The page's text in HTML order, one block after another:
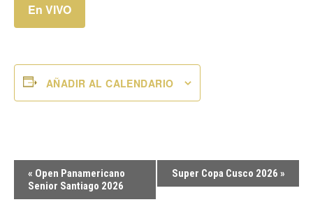
En VIVO
AÑADIR AL CALENDARIO
Navegación
del
Evento
« Open Panamericano
Senior Santiago 2026
Super Copa Cusco 2026 »